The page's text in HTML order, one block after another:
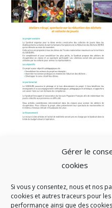
Gérer le
cookies
Si vous y consentez, nous et nos
cookies et autres traceurs pour
performance ainsi que des
A SAVOIR